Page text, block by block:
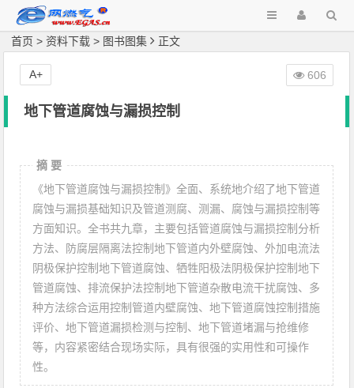
首页 >资料下载 > 图书图集 正文
地下管道腐蚀与漏损控制
摘 要
《地下管道腐蚀与漏损控制》全面、系统地介绍了地下管道
腐蚀与漏损基础知识及管道测腐、测漏、腐蚀与漏损控制等
方面知识。全书共九章，主要包括管道腐蚀与漏损控制分析
方法、防腐层隔离法控制地下管道内外壁腐蚀、外加电流法
阴极保护控制地下管道腐蚀、牺牲阳极法阴极保护控制地下
管道腐蚀、排流保护法控制地下管道杂散电流干扰腐蚀、多
种方法综合运用控制管道内壁腐蚀、地下管道腐蚀控制措施
评价、地下管道漏损检测与控制、地下管道堵漏与抢维修
等，内容紧密结合现场实际，具有很强的实用性和可操作
性。
606
A+